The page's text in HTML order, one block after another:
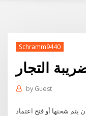
Schramm9440
التجار
by Guest
شحنها أو فتح اعتماد